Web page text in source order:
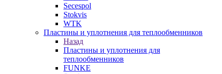
Secespol
Stokvis
WTK
Пластины и уплотнения для теплообменников
Назад
Пластины и уплотнения для
теплообменников
FUNKE